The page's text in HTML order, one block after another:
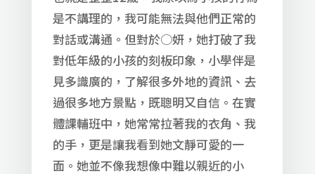
是不講理的，我可能無法與他們正常的
對話或溝通。但對於○妍，她打破了我
對低年級的小孩的刻板印象，小學伴是
見多識廣的，了解很多外地的資訊、去
過很多地方景點，既聰明又自信。在實
體課輔班中，她常常拉著我的衣角、我
的手，更是讓我看到她文靜可愛的一
面。她並不像我想像中難以親近的小